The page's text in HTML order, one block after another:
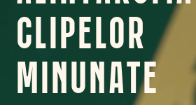
CLIPELOR
MINUNATE